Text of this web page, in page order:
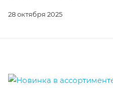
28 октября 2025